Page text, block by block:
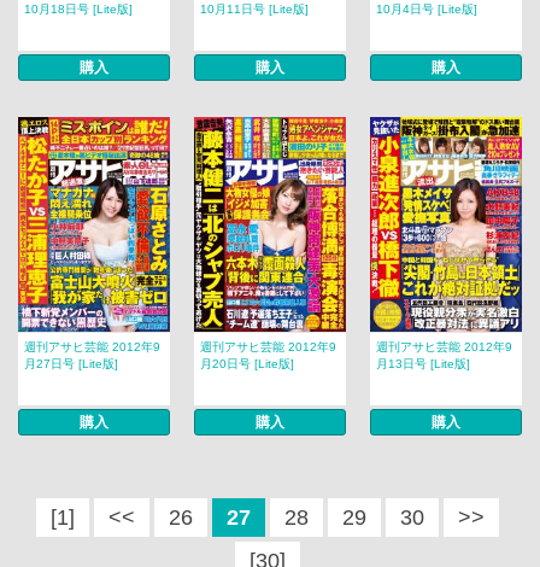
10月18日号 [Lite版]
購入
10月11日号 [Lite版]
購入
10月4日号 [Lite版]
購入
週刊アサヒ芸能 2012年9
月27日号 [Lite版]
購入
週刊アサヒ芸能 2012年9
月20日号 [Lite版]
購入
週刊アサヒ芸能 2012年9
月13日号 [Lite版]
購入
[1] << 26 27 28 29 30
>>
[30]